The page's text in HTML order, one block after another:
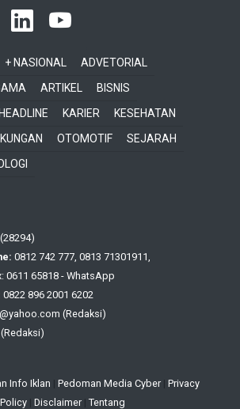
+ NASIONAL
ADVETORIAL
ARTIKEL
BISNIS
HEADLINE KARIER
KESEHATAN
OTOMOTIF
SEJARAH
0812 742 777, 0813 71301911,
0611 65818 - WhatsApp
0822 896 2001 6202
(Redaksi)
(Redaksi)
Info Iklan Pedoman Media Cyber Privacy
Policy Disclaimer Tentang